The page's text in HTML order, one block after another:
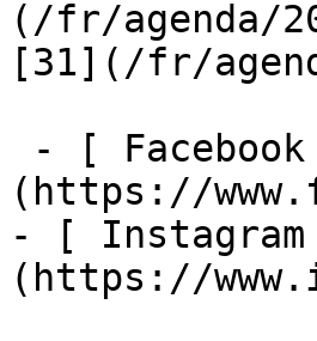
(/fr/agenda/
[31](/fr/
(https://
- [
(https://